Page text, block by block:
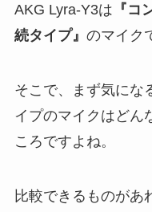
AKG Lyra-Y3は 『コ
続タイプ』 のマイク
そこで、まず気にな
イプのマイクはどん
ころですよね。
比較できるものがあ